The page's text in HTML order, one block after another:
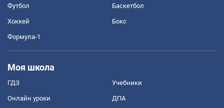
Футбол Баскетбол
Хоккей Бокс
Формула-1
Моя школа
ГДЗ Учебники
Онлайн уроки ДПА